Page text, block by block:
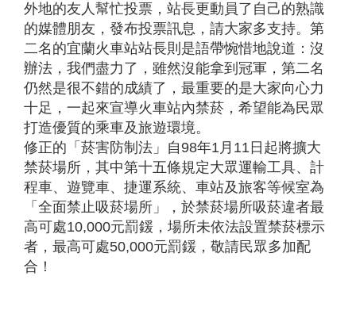
外地的友人幫忙投票，站長更動員了自己的熟識
的媒體朋友，發布投票訊息，請大家多支持。第
二名的宜蘭火車站站長則是語帶惋惜地說道：沒
辦法，我們盡力了，雖然沒能拿到冠軍，第二名
仍然是很不錯的成績了，最重要的是大家向心力
十足，一起來宣導火車站內禁菸，希望能為民眾
打造優質的乘車及旅遊環境。
修正的「菸害防制法」自98年1月11日起將擴大
禁菸場所，其中第十五條規定大眾運輸工具、計
程車、遊覽車、捷運系統、車站及旅客等候室為
「全面禁止吸菸場所」，於禁菸場所吸菸違者最
高可處10,000元罰鍰，場所未依法設置禁菸標示
者，最高可處50,000元罰鍰，敬請民眾多加配
合！